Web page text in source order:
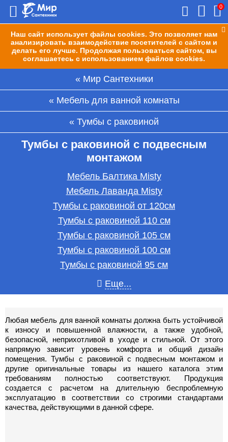
Наш сайт использует файлы cookies. Это позволяет нам
анализировать взаимодействие посетителей с сайтом и
делать его лучше. Продолжая пользоваться сайтом, вы
соглашаетесь с использованием файлов cookies.
0
Мир Сантехники
Мебель для ванной комнаты
Тумбы с раковиной
Тумбы с раковиной с подвесным
монтажом
Мебель Балтика Misty
Мебель Лаванда Misty
Тумбы с раковиной от 120см
Тумбы с раковиной 110 см
Тумбы с раковиной 105 см
Тумбы с раковиной 100 см
Тумбы с раковиной 95 см
Еще...
Любая мебель для ванной комнаты должна быть устойчивой
к износу и повышенной влажности, а также удобной,
безопасной, неприхотливой в уходе и стильной. От этого
напрямую зависит уровень комфорта и общий дизайн
помещения. Тумбы с раковиной с подвесным монтажом и
другие оригинальные товары из нашего каталога этим
требованиям полностью соответствуют. Продукция
создается с расчетом на длительную беспроблемную
эксплуатацию в соответствии со строгими стандартами
качества, действующими в данной сфере.